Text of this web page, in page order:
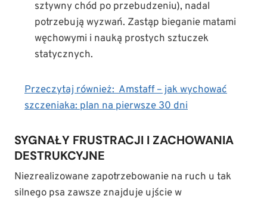
sztywny chód po przebudzeniu), nadal
potrzebują wyzwań. Zastąp bieganie matami
węchowymi i nauką prostych sztuczek
statycznych.
Przeczytaj również: Amstaff – jak wychować
szczeniaka: plan na pierwsze 30 dni
SYGNAŁY FRUSTRACJI I ZACHOWANIA
DESTRUKCYJNE
Niezrealizowane zapotrzebowanie na ruch u tak
silnego psa zawsze znajduje ujście w